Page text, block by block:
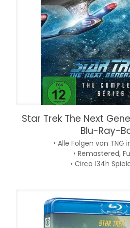
Star Trek The Next
Blu-Ray-
• Alle Folgen von TNG
• Remastered,
• Circa 134h